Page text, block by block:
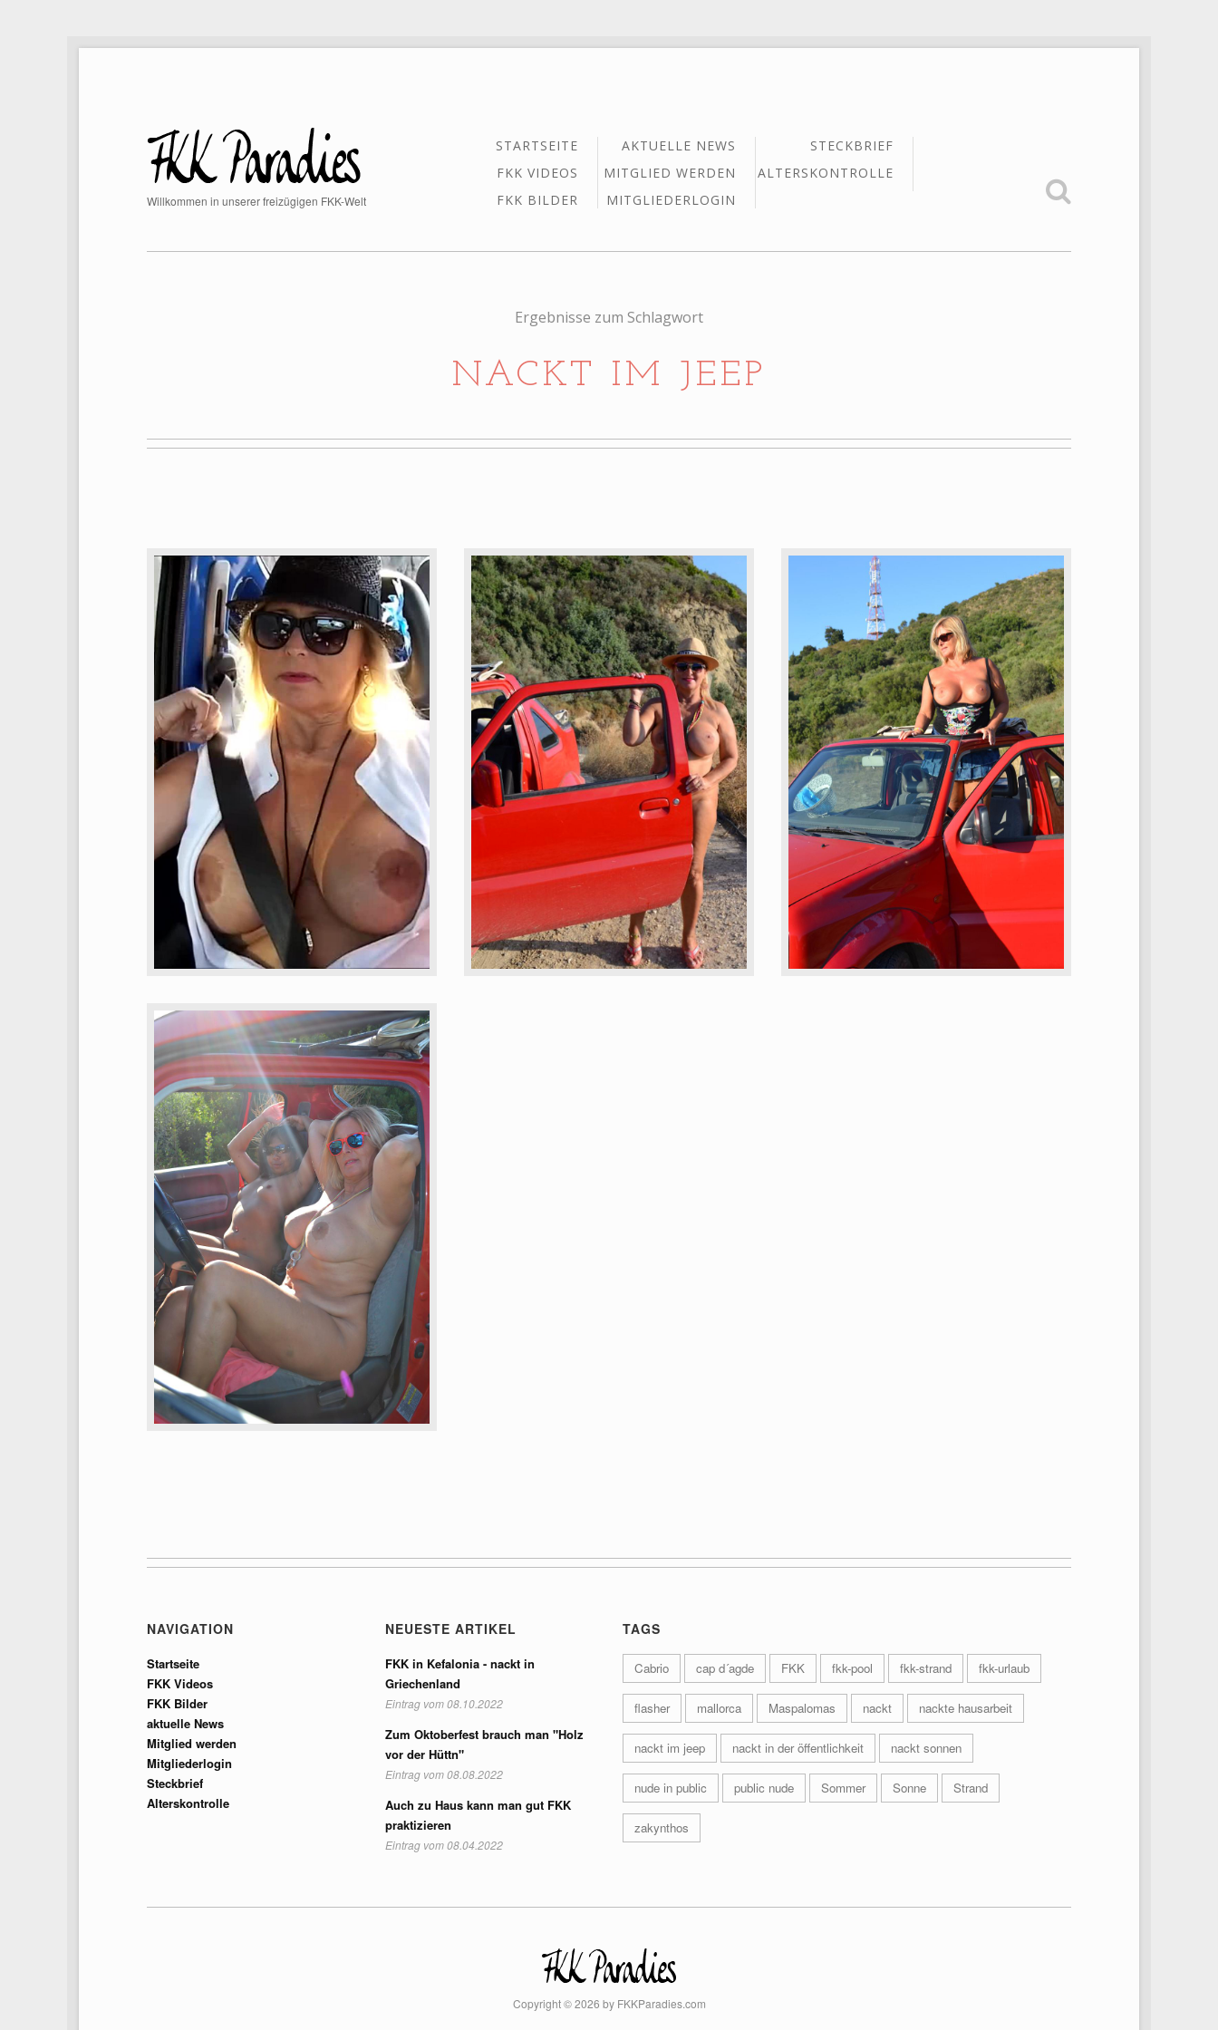
Willkommen in unserer freizügigen FKK-Welt
STARTSEITE
FKK VIDEOS
FKK BILDER
AKTUELLE NEWS
MITGLIED WERDEN
MITGLIEDERLOGIN
STECKBRIEF
ALTERSKONTROLLE
Ergebnisse zum Schlagwort
NACKT IM JEEP
NAVIGATION
Startseite
FKK Videos
FKK Bilder
aktuelle News
Mitglied werden
Mitgliederlogin
Steckbrief
Alterskontrolle
NEUESTE ARTIKEL
FKK in Kefalonia - nackt in
Griechenland
Eintrag vom 08.10.2022
Zum Oktoberfest brauch man "Holz
vor der Hüttn"
Eintrag vom 08.08.2022
Auch zu Haus kann man gut FKK
praktizieren
Eintrag vom 08.04.2022
TAGS
Cabrio cap d´agde FKK fkk-pool fkk-strand fkk-urlaub
flasher mallorca Maspalomas nackt nackte hausarbeit
nackt im jeep nackt in der öffentlichkeit nackt sonnen
nude in public public nude Sommer Sonne Strand
zakynthos
Copyright © 2026 by FKKParadies.com